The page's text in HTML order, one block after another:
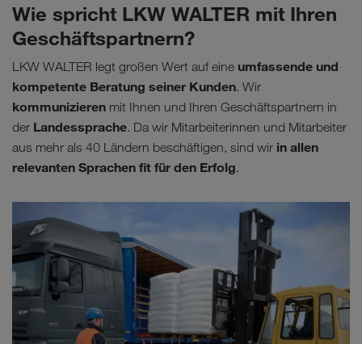
Wie spricht LKW WALTER mit Ihren
Geschäftspartnern?
LKW WALTER legt großen Wert auf eine umfassende und
kompetente Beratung seiner Kunden. Wir
kommunizieren mit Ihnen und Ihren Geschäftspartnern in
der Landessprache. Da wir Mitarbeiterinnen und Mitarbeiter
aus mehr als 40 Ländern beschäftigen, sind wir in allen
relevanten Sprachen fit für den Erfolg.